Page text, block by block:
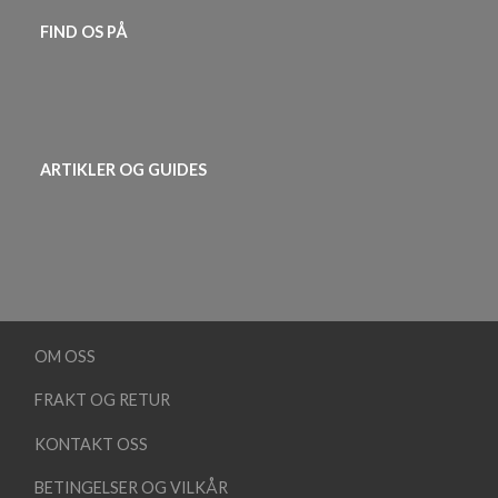
FIND OS PÅ
ARTIKLER OG GUIDES
OM OSS
FRAKT OG RETUR
KONTAKT OSS
BETINGELSER OG VILKÅR